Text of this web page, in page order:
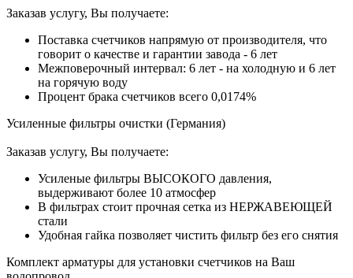
Заказав услугу, Вы получаете:
Поставка счетчиков напрямую от производителя, что
говорит о качестве и гарантии завода - 6 лет
Межповерочный интервал: 6 лет - на холодную и 6 лет
на горячую воду
Процент брака счетчиков всего 0,0174%
Усиленные фильтры очистки (Германия)
Заказав услугу, Вы получаете:
Усиленые фильтры ВЫСОКОГО давления,
выдерживают более 10 атмосфер
В фильтрах стоит прочная сетка из НЕРЖАВЕЮЩЕЙ
стали
Удобная гайка позволяет чистить фильтр без его снятия
Комплект арматуры для установки счетчиков на Ваш